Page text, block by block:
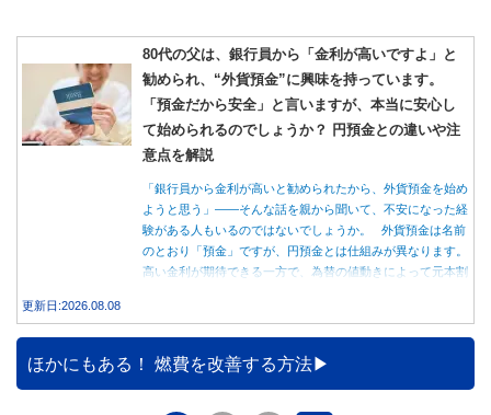
80代の父は、銀行員から「金利が高いですよ」と
勧められ、“外貨預金”に興味を持っています。
「預金だから安全」と言いますが、本当に安心し
て始められるのでしょうか？ 円預金との違いや注
意点を解説
「銀行員から金利が高いと勧められたから、外貨預金を始め
ようと思う」――そんな話を親から聞いて、不安になった経
験がある人もいるのではないでしょうか。 外貨預金は名前
のとおり「預金」ですが、円預金とは仕組みが異なります。
高い金利が期待できる一方で、為替の値動きによって元本割
更新日:2026.08.08
ほかにもある！ 燃費を改善する方法